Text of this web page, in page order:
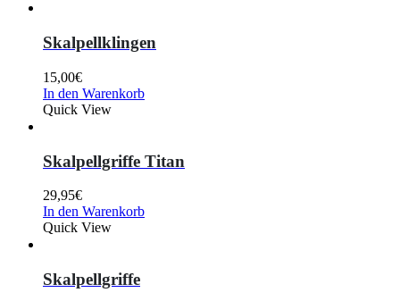
Skalpellklingen
15,00€
In den Warenkorb
Quick View
Skalpellgriffe Titan
29,95€
In den Warenkorb
Quick View
Skalpellgriffe